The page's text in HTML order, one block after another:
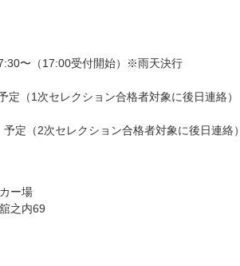
〜（17:00受付開始）※雨天決行
定（1次セレクション合格者対象に後日連絡）
定（2次セレクション合格者対象に後日連絡）
ー場
之内69